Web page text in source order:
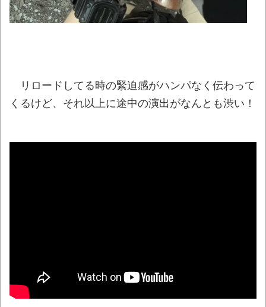
蓮舫氏「高市首相は歯科受診を8月6日（原
爆の日）を避けて行くべきお立場ではないでし
コチラｗ NEW!
ｗｗｗNEW!
の動画話題とか
NEW!
リロードしてる時の緊迫感がハンパなく伝わって
くるけど、それ以上に途中の演出がなんとも渋い！